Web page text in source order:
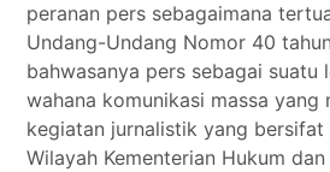
peranan pers sebagaimana
Undang-Undang Nomor 40
bahwasanya pers sebagai suatu
wahana komunikasi massa yang
kegiatan jurnalistik yang bersifat
Wilayah Kementerian Hukum